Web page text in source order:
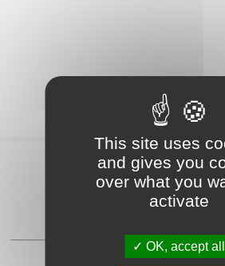
Partagez
This site uses
and gives you
over what you
activate
OK, accept all